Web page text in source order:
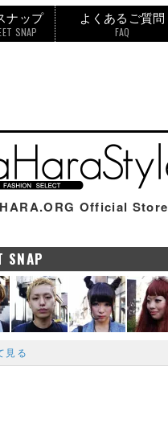
ナップ
SNAP
よくあるご質問
FAQ
Official Store
SNAP
見る